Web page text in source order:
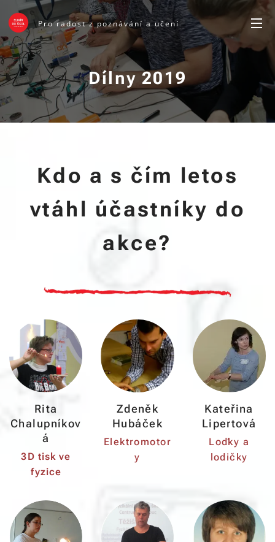
Pro radost z poznávání a učení
Dílny 2019
Kdo a s čím letos
vtáhl účastníky do
akce?
Rita
Chalupníkov
á
3D tisk ve
fyzice
Zdeněk
Hubáček
Elektromotor
y
Kateřina
Lipertová
Loďky a
lodičky